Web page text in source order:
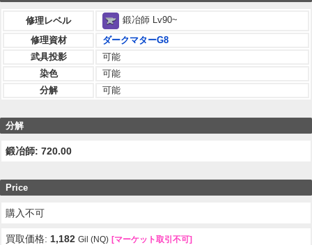
修理レベル
鍛冶師 Lv90~
修理資材
ダークマターG8
武具投影
可能
染色
可能
分解
可能
分解
鍛冶師: 720.00
Price
購入不可
買取価格: 1,182 Gil (NQ) [マーケット取引不可]